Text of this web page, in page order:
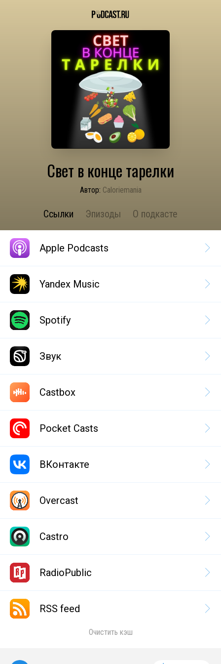
Свет в конце тарелки
Автор: Caloriemania
Ссылки Эпизоды О подкасте
Apple Podcasts
Yandex Music
Spotify
Звук
Castbox
Pocket Casts
ВКонтакте
Overcast
Castro
RadioPublic
RSS feed
Очистить кэш